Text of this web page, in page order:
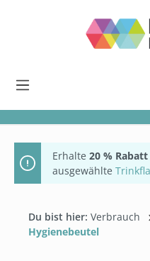
Erhalte 20 % Rabatt
ausgewählte
Du bist hier: Verbrauch
Hygienebeutel